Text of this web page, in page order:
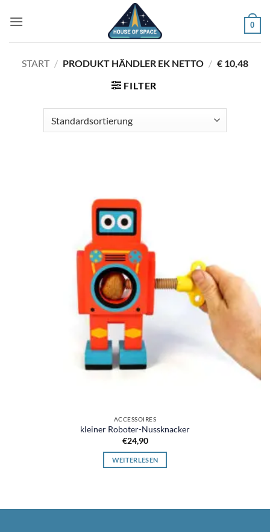
Inhalt
0
START / PRODUKT HÄNDLER EK NETTO / € 10,48
FILTER
ACCESSOIRES
kleiner Roboter-Nussknacker
€24,90
WEITERLESEN